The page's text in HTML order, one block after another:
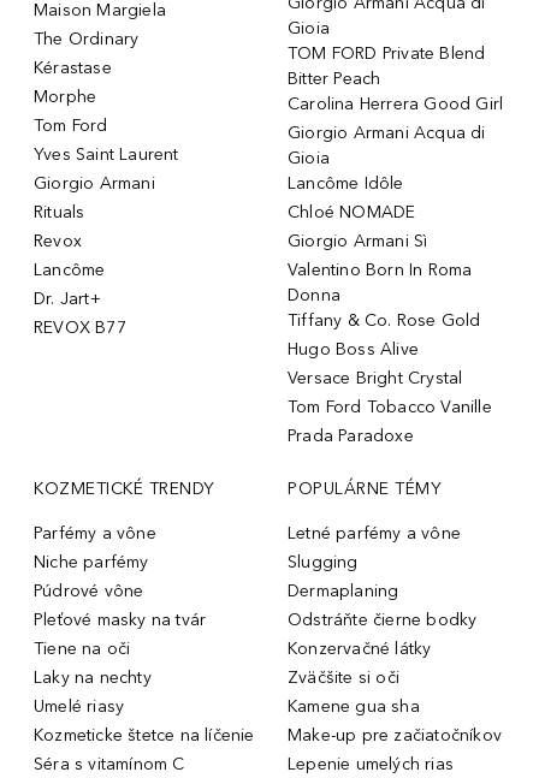
Maison Margiela
The Ordinary
Kérastase
Morphe
Tom Ford
Yves Saint Laurent
Giorgio Armani
Rituals
Revox
Lancôme
Dr. Jart+
REVOX B77
Gioia
TOM FORD Private Blend
Bitter Peach
Carolina Herrera Good Girl
Giorgio Armani Acqua di
Gioia
Lancôme Idôle
Chloé NOMADE
Giorgio Armani Sì
Valentino Born In Roma
Donna
Tiffany & Co. Rose Gold
Hugo Boss Alive
Versace Bright Crystal
Tom Ford Tobacco Vanille
Prada Paradoxe
KOZMETICKÉ TRENDY
Parfémy a vône
Niche parfémy
Púdrové vône
Pleťové masky na tvár
Tiene na oči
Laky na nechty
Umelé riasy
Kozmeticke štetce na líčenie
Séra s vitamínom C
POPULÁRNE TÉMY
Letné parfémy a vône
Slugging
Dermaplaning
Odstráňte čierne bodky
Konzervačné látky
Zväčšite si oči
Kamene gua sha
Make-up pre začiatočníkov
Lepenie umelých rias